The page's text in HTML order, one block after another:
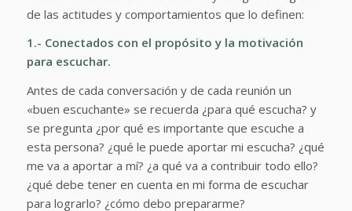
de las actitudes y comportamientos que lo definen:
1.- Conectados con el propósito y la motivación
para escuchar.
Antes de cada conversación y de cada reunión un
«buen escuchante» se recuerda ¿para qué escucha? y
se pregunta ¿por qué es importante que escuche a
esta persona? ¿qué le puede aportar mi escucha? ¿qué
me va a aportar a mí? ¿a qué va a contribuir todo ello?
¿qué debe tener en cuenta en mi forma de escuchar
para lograrlo? ¿cómo debo prepararme?